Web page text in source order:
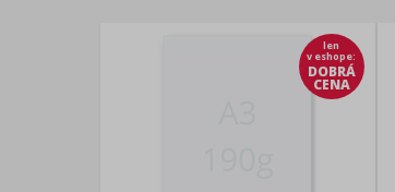
len
v eshope:
DOBRÁ
CENA